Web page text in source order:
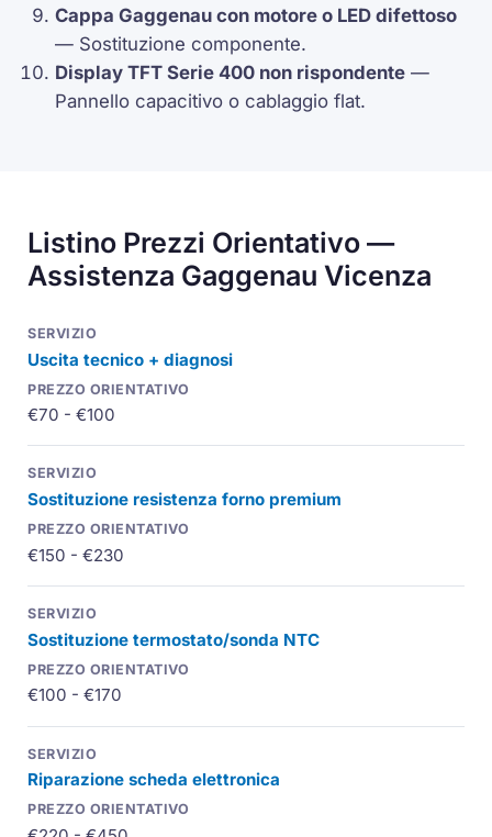
Cappa Gaggenau con motore o LED difettoso
— Sostituzione componente.
DisplayTFT Serie 400 non rispondente —
Pannello capacitivo o cablaggioflat.
Listino Prezzi Orientativo —
Assistenza Gaggenau Vicenza
Uscita tecnico + diagnosi
€70 - €100
Sostituzione resistenza forno premium
€150 - €230
Sostituzionetermostato/sonda NTC
€100 - €170
Riparazione scheda elettronica